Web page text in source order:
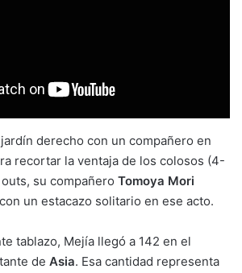
derecho con un compañero en
recortar la ventaja de los colosos (4-
su compañero Tomoya Mori
un estacazo solitario en ese acto.
tablazo, Mejía llegó a 142 en el
de Asia. Esa cantidad representa